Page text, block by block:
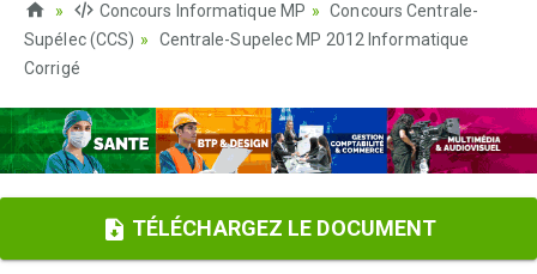
Concours Informatique MP
Concours Centrale-
Supélec (CCS)
Centrale-Supelec MP 2012 Informatique
Corrigé
TÉLÉCHARGEZ LE DOCUMENT